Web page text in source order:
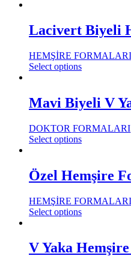
Lacivert Biyeli
HEMŞİRE FORMALARI
Select options
Mavi Biyeli V
DOKTOR FORMALARI
Select options
Özel Hemşire
HEMŞİRE FORMALARI
Select options
V Yaka